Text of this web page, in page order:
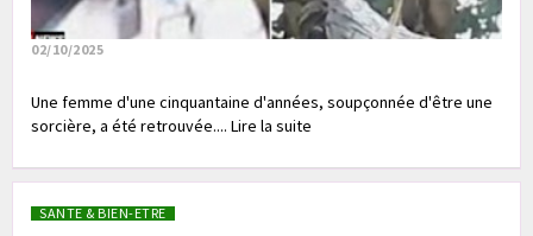
02/10/2025
Une femme d'une cinquantaine d'années, soupçonnée d'être une
sorcière, a été retrouvée.... Lire la suite
SANTE & BIEN-ETRE